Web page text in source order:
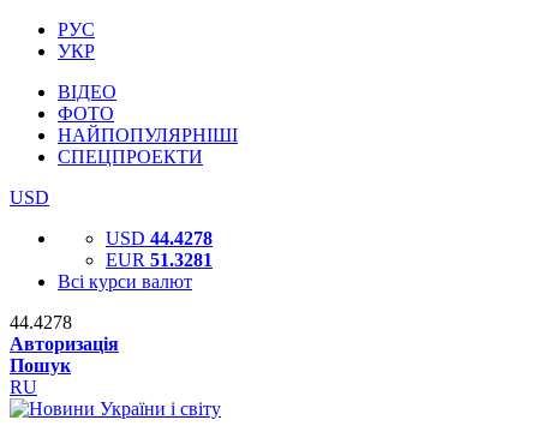
РУС
УКР
ВІДЕО
ФОТО
НАЙПОПУЛЯРНІШІ
СПЕЦПРОЕКТИ
USD
USD 44.4278
EUR 51.3281
Всі курси валют
44.4278
Авторизація
Пошук
RU